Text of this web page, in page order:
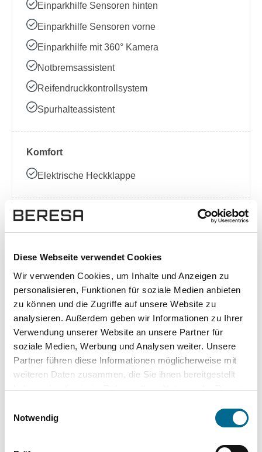
Diese Webseite verwendet Cookies
Wir verwenden Cookies, um Inhalte und Anzeigen zu
personalisieren, Funktionen für soziale Medien anbieten
zu können und die Zugriffe auf unsere Website zu
analysieren. Außerdem geben wir Informationen zu Ihrer
Verwendung unserer Website an unsere Partner für
soziale Medien, Werbung und Analysen weiter. Unsere
Partner führen diese Informationen möglicherweise mit
weiteren Daten zusammen, die Sie ihnen bereitgestellt
haben oder die sie im Rahmen Ihrer Nutzung der Dienste
Cookies, wenn Sie unsere Webseite weiterhin nutzen.
Notwendig
Einparkhilfe Sensoren hinten
Einparkhilfe Sensoren vorne
Einparkhilfe mit 360° Kamera
Notbremsassistent
Reifendruckkontrollsystem
Spurhalteassistent
Komfort
Elektrische Heckklappe
Exposé herunterladen [pdf]
Unsere Vorteile
wuddi Leasing Kauf
Versicherung ✔ - -
-